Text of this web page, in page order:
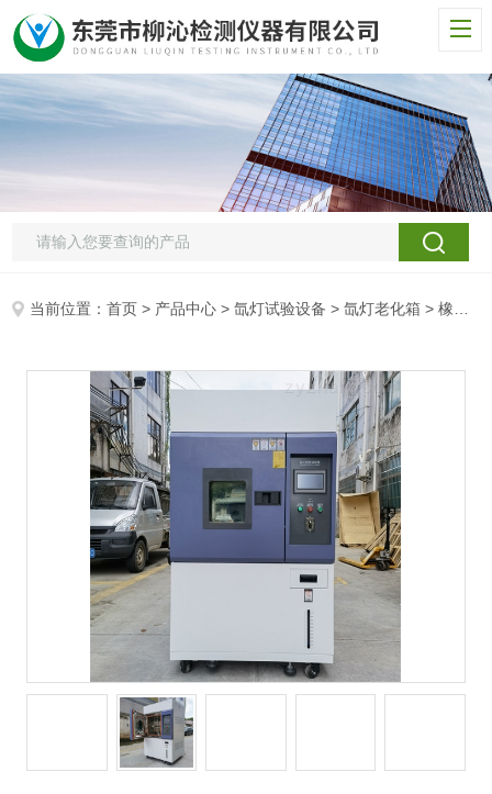
当前位置：首页 > 产品中心 >氙灯试验设备 >氙灯老化箱 > 橡胶氙灯环境老化试验箱